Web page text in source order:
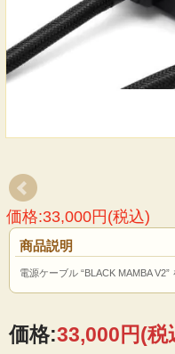
価格:33,000円(税込)
商品説明
電源ケーブル “BLACK MAMBA
価格:33,000円(税